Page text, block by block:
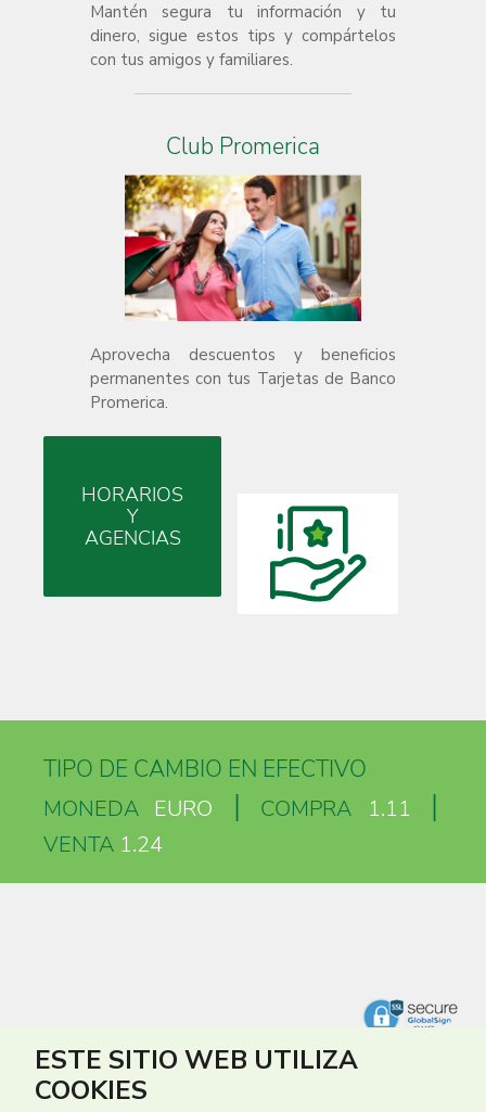
Mantén segura tu información y tu
dinero, sigue estos tips y compártelos
con tus amigos y familiares.
Club Promerica
Aprovecha descuentos y beneficios
permanentes con tus Tarjetas de Banco
Promerica.
HORARIOS
Y
AGENCIAS
TIPO DE CAMBIO EN EFECTIVO
MONEDA EURO | COMPRA 1.11 |
VENTA 1.24
ESTE SITIO WEB UTILIZA
COOKIES